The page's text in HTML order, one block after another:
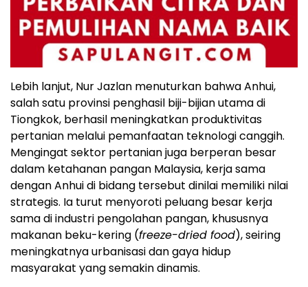
Lebih lanjut, Nur Jazlan menuturkan bahwa Anhui,
salah satu provinsi penghasil biji-bijian utama di
Tiongkok, berhasil meningkatkan produktivitas
pertanian melalui pemanfaatan teknologi canggih.
Mengingat sektor pertanian juga berperan besar
dalam ketahanan pangan Malaysia, kerja sama
dengan Anhui di bidang tersebut dinilai memiliki nilai
strategis. Ia turut menyoroti peluang besar kerja
sama di industri pengolahan pangan, khususnya
makanan beku-kering (freeze-dried food), seiring
meningkatnya urbanisasi dan gaya hidup
masyarakat yang semakin dinamis.